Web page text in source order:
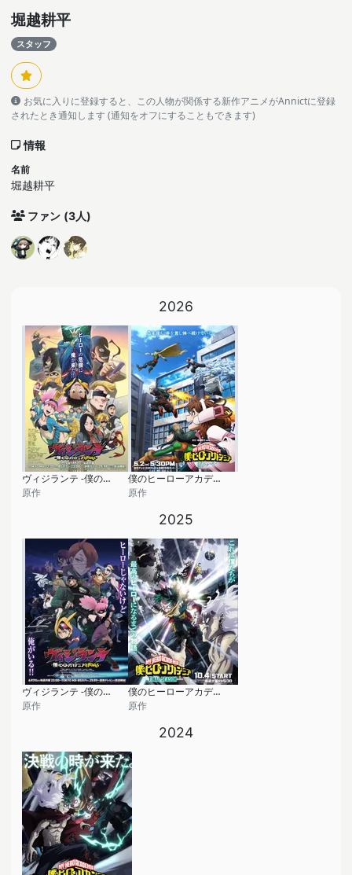
堀越耕平
スタッフ
お気に入りに登録すると、この人物が関係する新作アニメがAnnictに登録
されたとき通知します (通知をオフにすることもできます)
情報
名前
堀越耕平
ファン (3人)
2026
ヴィジランテ -僕のヒーローアカデミア ILLEGALS- 第2期
原作
僕のヒーローアカデミア More
原作
2025
ヴィジランテ -僕のヒーローアカデミア ILLEGALS-
原作
僕のヒーローアカデミア FINAL SEASON
原作
2024